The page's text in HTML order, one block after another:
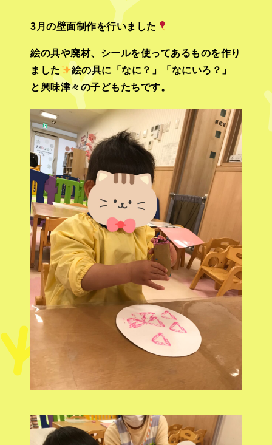
3月の壁面制作を行いました
絵の具や廃材、シールを使ってあるものを作り
ました
絵の具に「なに？」「なにいろ？」
と興味津々の子どもたちです。